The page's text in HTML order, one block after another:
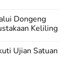
Dongeng
Keliling
Ujian Satuan